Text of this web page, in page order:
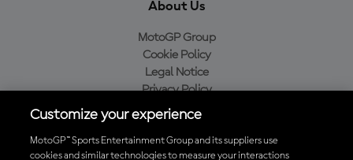
About Us
MotoGP Group
Cookie Policy
Legal Notice
Privacy Policy
Purchase Policy
Customize your experience
MotoGP™ Sports Entertainment Group and its suppliers use
cookies and similar technologies to measure your interactions